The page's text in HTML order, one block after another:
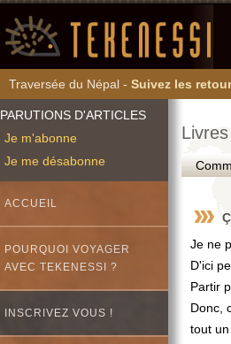
Traversée du Népal - Suivez les
PARUTIONS D'ARTICLES
Je m'abonne
Je me désabonne
ACCUEIL
POURQUOI VOYAGER
AVEC TEKENESSI ?
INSCRIVEZ VOUS !
Je ne
D'ici
Partir
Donc,
tout